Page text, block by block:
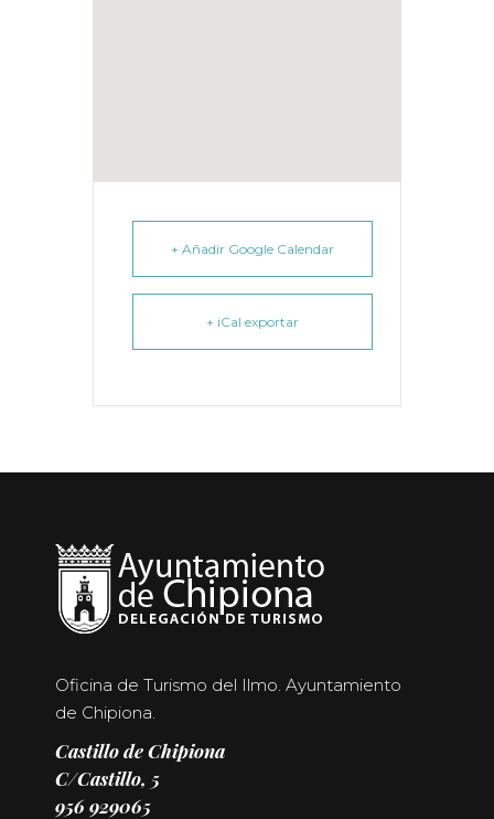
+ Añadir Google Calendar
+ iCal exportar
Oficina de Turismo del Ilmo. Ayuntamiento
de Chipiona.
Castillo de Chipiona
C/Castillo, 5
956 929065